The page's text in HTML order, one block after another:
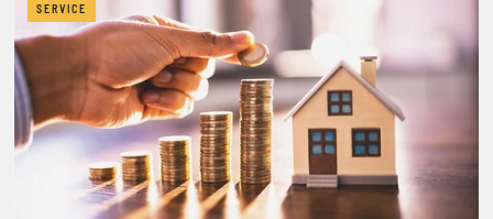
SERVICE